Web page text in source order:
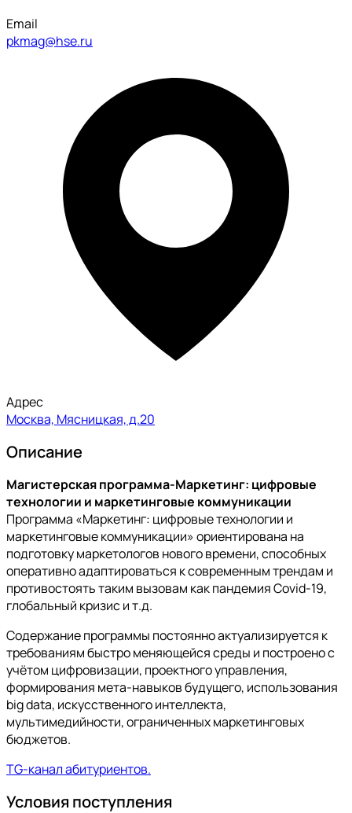
Email
pkmag@hse.ru
Адрес
Москва, Мясницкая, д.20
Описание
Магистерская программа-Маркетинг: цифровые
технологии и маркетинговые коммуникации
Программа «Маркетинг: цифровые технологии и
маркетинговые коммуникации» ориентирована на
подготовку маркетологов нового времени, способных
оперативно адаптироваться к современным трендам и
противостоять таким вызовам как пандемия Covid-19,
глобальный кризис и т.д.
Содержание программы постоянно актуализируется к
требованиям быстро меняющейся среды и построено с
учётом цифровизации, проектного управления,
формирования мета-навыков будущего, использования
big data, искусственного интеллекта,
мультимедийности, ограниченных маркетинговых
бюджетов.
TG-канал абитуриентов.
Условия поступления